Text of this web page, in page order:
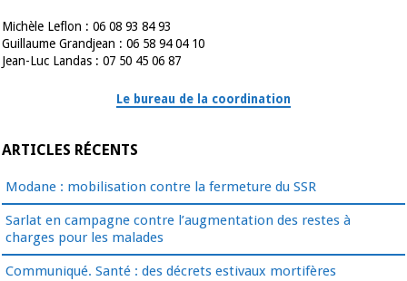
Michèle Leflon : 06 08 93 84 93
Guillaume Grandjean : 06 58 94 04 10
Jean-Luc Landas : 07 50 45 06 87
Le bureau de la coordination
ARTICLES RÉCENTS
Modane : mobilisation contre la fermeture du SSR
Sarlat en campagne contre l’augmentation des restes à
charges pour les malades
Communiqué. Santé : des décrets estivaux mortifères